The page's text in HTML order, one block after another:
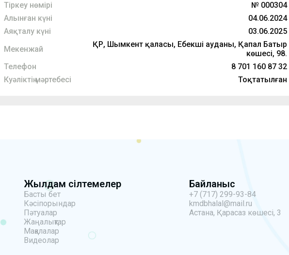
Тіркеу нөмірі
№ 000304
Алынған күні
04.06.2024
Аяқталу күні
03.06.2025
Мекенжай
ҚР, Шымкент қаласы, Еңбекші ауданы, Қапал Батыр
көшесі, 98.
Телефон
8 701 160 87 32
Куәліктің мәртебесі
Тоқтатылған
Жылдам сілтемелер
Басты бет
Кәсіпорындар
Пәтуалар
Жаңалықтар
Мақалалар
Видеолар
Байланыс
+7 (717) 299-93-84
kmdbhalal@mail.ru
Астана, Қарасаз көшесі, 3